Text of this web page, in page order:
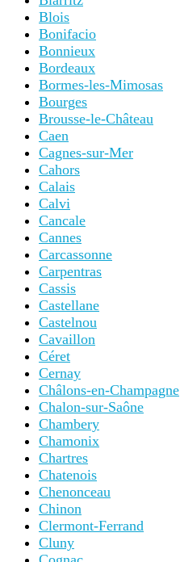
Blois
Bonifacio
Bonnieux
Bordeaux
Bormes-les-Mimosas
Bourges
Brousse-le-Château
Caen
Cagnes-sur-Mer
Cahors
Calais
Calvi
Cancale
Cannes
Carcassonne
Carpentras
Cassis
Castellane
Castelnou
Cavaillon
Céret
Cernay
Châlons-en-Champagne
Chalon-sur-Saône
Chambery
Chamonix
Chartres
Chatenois
Chenonceau
Chinon
Clermont-Ferrand
Cluny